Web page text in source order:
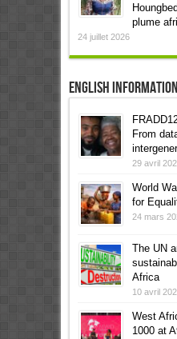
plume
24 juillet 2026
English
From
29 avril
World
for
24 mars
The UN
Africa
10 avril
West
1000 at